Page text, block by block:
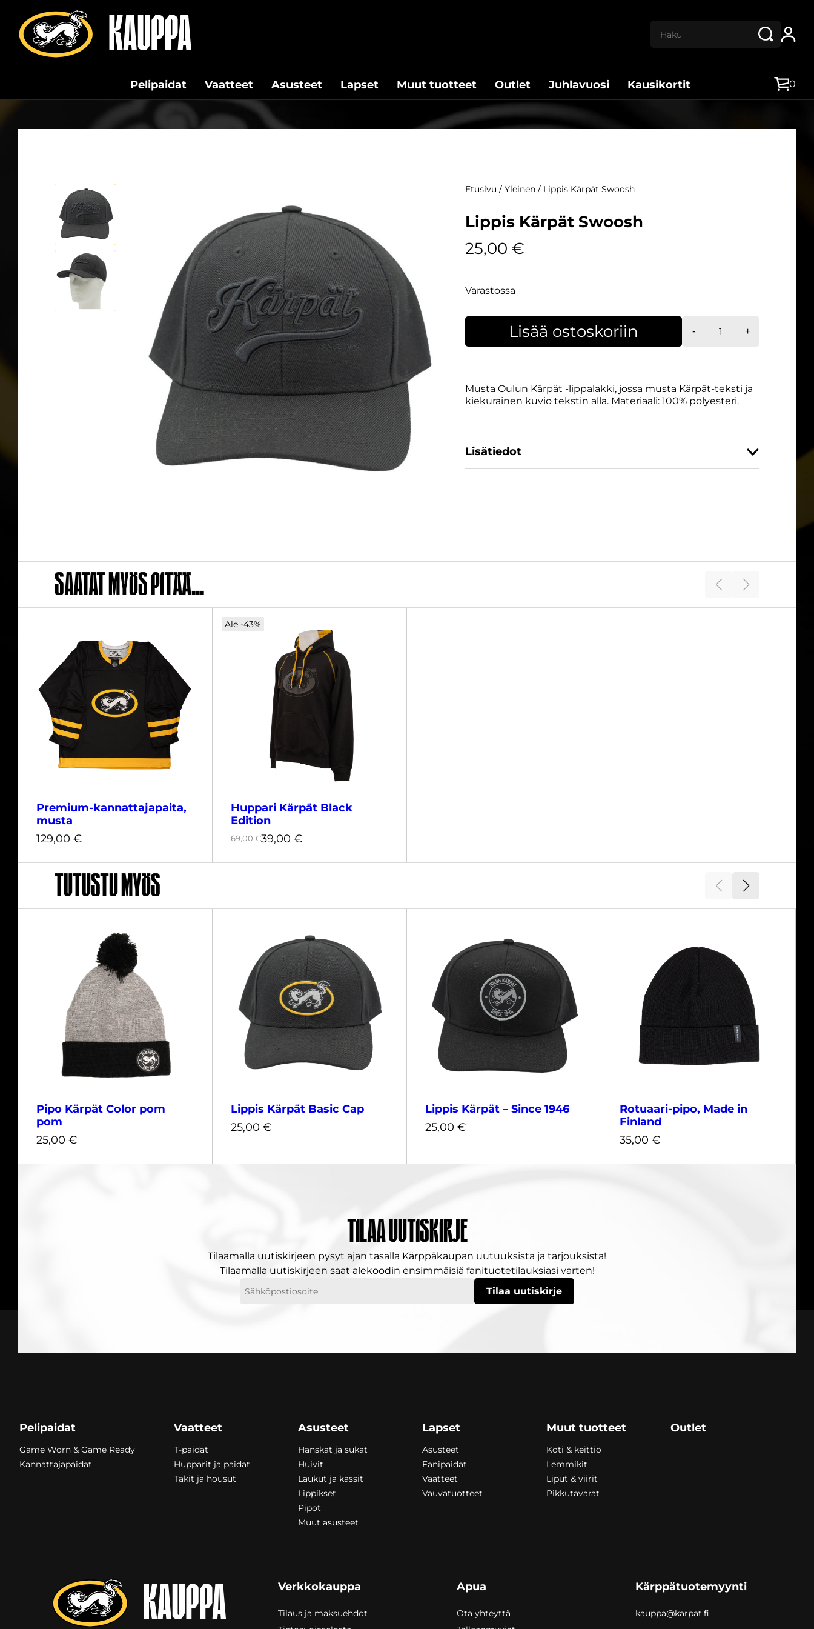
suoraan
sisältöön
Pelipaidat Vaatteet Asusteet Lapset Muut tuotteet Outlet Juhlavuosi Kausikortit 0
Etusivu / Yleinen / Lippis Kärpät Swoosh
Lippis Kärpät Swoosh
25,00 €
Varastossa
- +
Lisää ostoskoriin
Musta Oulun Kärpät -lippalakki, jossa musta Kärpät-teksti ja
kiekurainen kuvio tekstin alla. Materiaali: 100% polyesteri.
Lisätiedot
Saatat myös pitää...
Premium-kannattajapaita,
musta
129,00 €
M XL XXL
Ale -43%
Huppari Kärpät Black
Edition
69,00€39,00 €
Tutustu myös
Pipo Kärpät Color pom
pom
25,00 €
Lippis Kärpät Basic Cap
25,00 €
25,00
Lippis Kärpät – Since 1946
25,00 €
25,00€
Rotuaari-pipo, Made in
Finland
35,00 €
Tilaa uutiskirje
Tilaamalla uutiskirjeen pysyt ajan tasalla Kärppäkaupan uutuuksista ja tarjouksista!
Tilaamalla uutiskirjeen saat alekoodin ensimmäisiä fanituotetilauksiasi varten!
Pelipaidat
Game Worn & Game Ready
Kannattajapaidat
Vaatteet
T-paidat
Hupparit ja paidat
Takit ja housut
Asusteet
Hanskat ja sukat
Huivit
Laukut ja kassit
Lippikset
Pipot
Muut asusteet
Lapset
Asusteet
Fanipaidat
Vaatteet
Vauvatuotteet
Muut tuotteet
Koti & keittiö
Lemmikit
Liput & viirit
Pikkutavarat
Outlet
Verkkokauppa
Tilaus ja maksuehdot
Apua
Ota yhteyttä
Kärppätuotemyynti
kauppa@karpat.fi